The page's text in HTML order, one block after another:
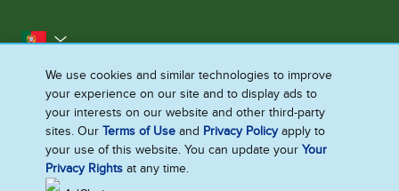
Portugal
Contacta‑nos
Acessibilidade
Aviso legal
Aviso de Privacidade
Aviso de Cookies
Mapa do site
Gerir Preferências
We use cookies and similar technologies to improve
your experience on our site and to display ads to
your interests on our website and other third-party
sites. OurTerms of Use and Privacy Policyapply to
your use of this website. You can update yourYour
Privacy Rights at any time.